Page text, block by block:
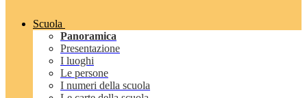
Scuola
Panoramica
Presentazione
I luoghi
Le persone
I numeri della scuola